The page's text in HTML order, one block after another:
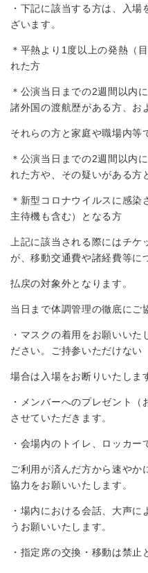
・下記に該当する方は、入
ざいます。
＊平熱より1度以上の発熱（
れた方
＊公演当日までの2週間以内
諸外国の渡航歴がある方、お
それらの方と家庭や職場内等
＊公演当日までの2週間以内
れた方や、その疑いがある方
＊新型コロナウイルスに感染
主待機も含む）となる方
上記に該当される際にはチ
が、移動交通費や諸経費等に
払戻の対象外となります。
当日まで体調管理の徹底にご
・マスクの着用をお願いいた
ださい。ご持参いただけない
場合は入場をお断りいたしま
・メンバーへのプレゼント
させていただきます。
・会場内のトイレ、ロッカー
ご利用が済んだ方から速やか
協力をお願いいたします。
・場内における会話、大声
うお願いいたします。
・指定席の交換・移動は禁止